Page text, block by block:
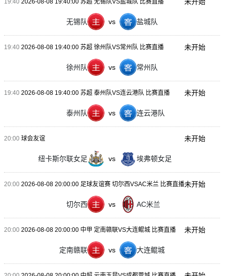
19:40 2026-08-08 19:40:00 苏超 无锡队VS盐城队 比赛直播
无锡队 vs 盐城队
19:40 2026-08-08 19:40:00 苏超 徐州队VS常州队 比赛直播
徐州队 vs 常州队
未开始
19:40 2026-08-08 19:40:00 苏超 泰州队VS连云港队 比赛直播
泰州队 vs 连云港队
未开始
20:00 球会友谊
纽卡斯尔联女足 vs 埃弗顿女足
未开始
20:00 2026-08-08 20:00:00 足球友谊赛 切尔西VSAC米兰 比赛直播
切尔西 vs AC米兰
未开始
20:00 2026-08-08 20:00:00 中甲 定南赣联VS大连鲲城 比赛直播
定南赣联 vs 大连鲲城
未开始